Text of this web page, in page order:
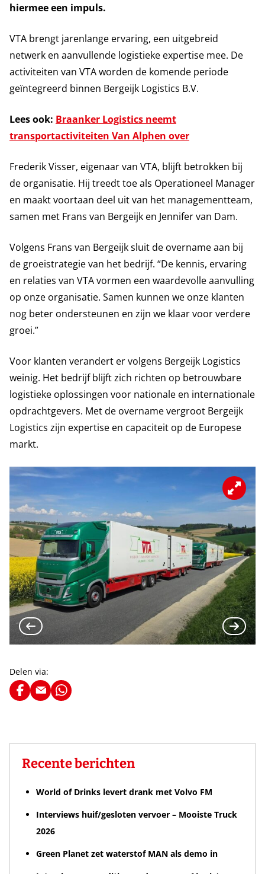
hiermee een impuls.
VTA brengt jarenlange ervaring, een uitgebreid
netwerk en aanvullende logistieke expertise mee. De
activiteiten van VTA worden de komende periode
geïntegreerd binnen Bergeijk Logistics B.V.
Lees ook: Braanker Logistics neemt
transportactiviteiten Van Alphen over
Frederik Visser, eigenaar van VTA, blijft betrokken bij
de organisatie. Hij treedt toe als Operationeel Manager
en maakt voortaan deel uit van het managementteam,
samen met Frans van Bergeijk en Jennifer van Dam.
Volgens Frans van Bergeijk sluit de overname aan bij
de groeistrategie van het bedrijf. “De kennis, ervaring
en relaties van VTA vormen een waardevolle aanvulling
op onze organisatie. Samen kunnen we onze klanten
nog beter ondersteunen en zijn we klaar voor verdere
groei.”
Voor klanten verandert er volgens Bergeijk Logistics
weinig. Het bedrijf blijft zich richten op betrouwbare
logistieke oplossingen voor nationale en internationale
opdrachtgevers. Met de overname vergroot Bergeijk
Logistics zijn expertise en capaciteit op de Europese
markt.
Delen via:
Recente berichten
World of Drinks levert drank met Volvo FM
Interviews huif/gesloten vervoer – Mooiste Truck
2026
Green Planet zet waterstof MAN als demo in